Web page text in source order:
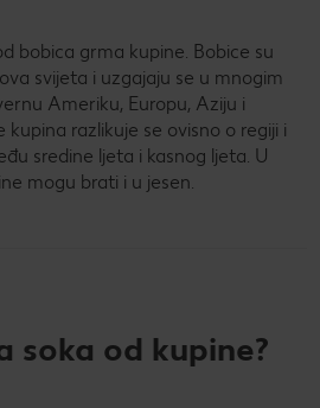
bobica grma kupine. Bobice su
svijeta i uzgajaju se u mnogim
Ameriku, Europu, Aziju i
razlikuje se ovisno o regiji i
sredine ljeta i kasnog ljeta. U
mogu brati i u jesen.
soka od kupine?